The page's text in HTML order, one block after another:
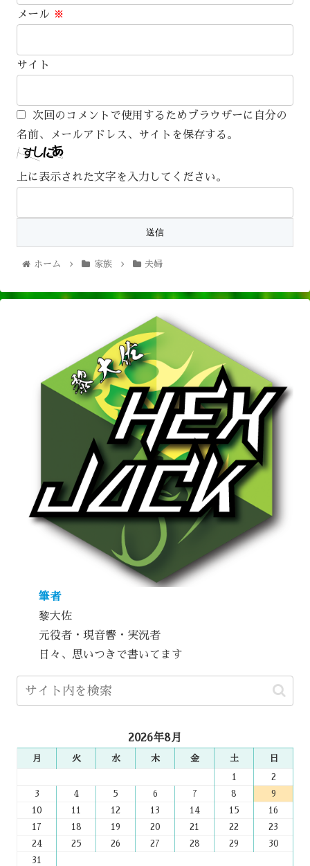
メール ※
サイト
次回のコメントで使用するためブラウザーに自分の
名前、メールアドレス、サイトを保存する。
上に表示された文字を入力してください。
ホーム 家族 夫婦
筆者
黎大佐
元役者・現音響・実況者
日々、思いつきで書いてます
2026年8月
月 火 水 木 金 土 日
1
2
3
4 5 6 7 8
9
10
11 12 13 14 15
16
17
18 19 20 21 22
23
24
25 26 27 28 29
30
31